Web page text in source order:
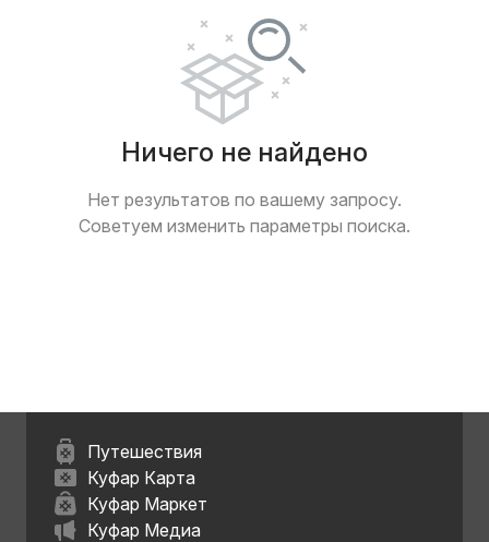
Ничего не найдено
Нет результатов по вашему запросу.
Советуем изменить параметры поиска.
Путешествия
Куфар Карта
Куфар Маркет
Куфар Медиа